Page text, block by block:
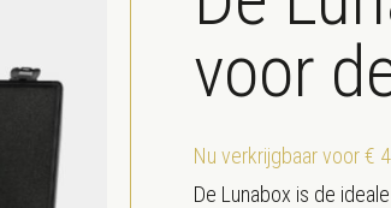
voor
Nu verkrijgbaar voor €
De Lunabox is de